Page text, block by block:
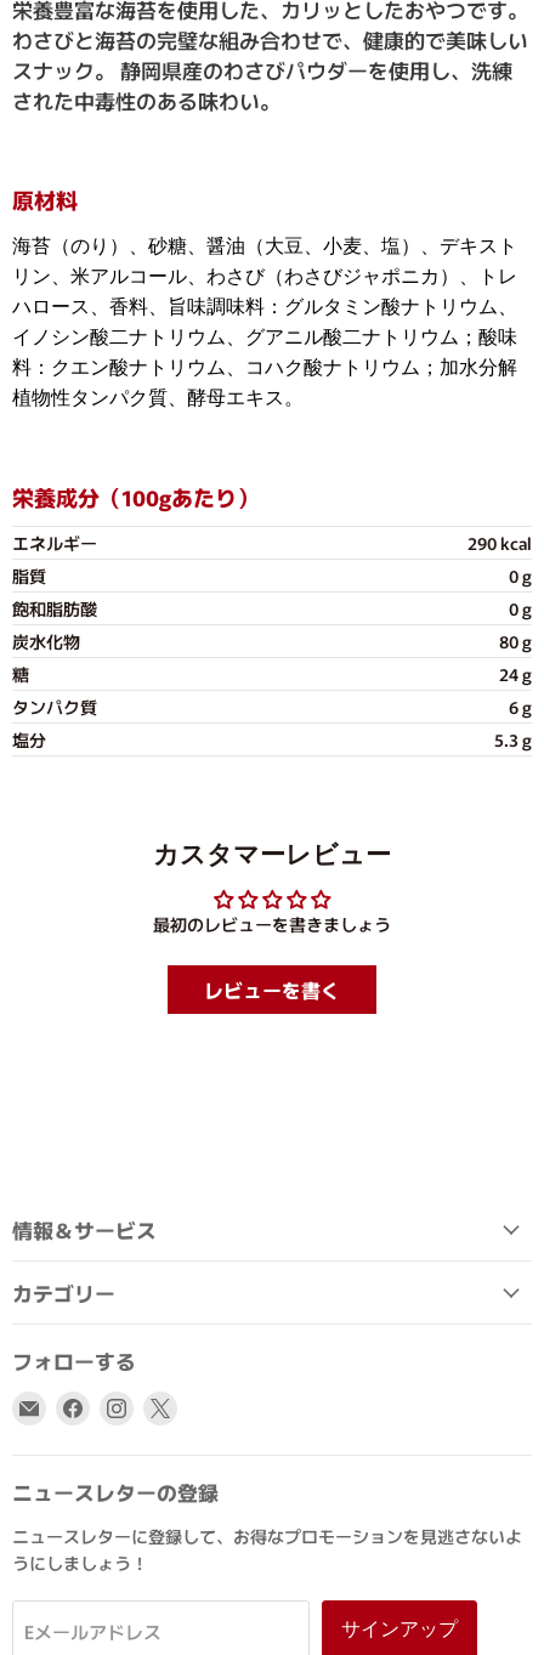
栄養豊富な海苔を使用した、カリッとしたおやつです。
わさびと海苔の完璧な組み合わせで、健康的で美味しい
スナック。 静岡県産のわさびパウダーを使用し、洗練
された中毒性のある味わい。
原材料
海苔（のり）、砂糖、醤油（大豆、小麦、塩）、デキスト
リン、米アルコール、わさび（わさびジャポニカ）、トレ
ハロース、香料、旨味調味料：グルタミン酸ナトリウム、
イノシン酸二ナトリウム、グアニル酸二ナトリウム；酸味
料：クエン酸ナトリウム、コハク酸ナトリウム；加水分解
植物性タンパク質、酵母エキス。
栄養成分（100gあたり）
エネルギー
290 kcal
脂質
0 g
飽和脂肪酸
0 g
炭水化物
80 g
糖
24 g
タンパク質
6 g
塩分
5.3 g
カスタマーレビュー
最初のレビューを書きましょう
レビューを書く
情報＆サービス
カテゴリー
フォローする
ル
見
つ
く
Facebook
つ
て
く
い
Instagram
つ
て
く
い
つ
け
て
ニュースレターの登録
ニュースレターに登録して、お得なプロモーションを見逃さないよ
うにしましょう！
Eメールアドレス サインアップ